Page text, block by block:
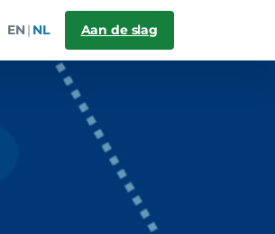
EN | NL Aan de slag